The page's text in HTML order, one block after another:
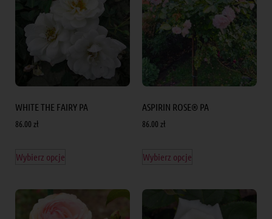
WHITE THE FAIRY PA
86.00 zł
Wybierz opcje
ASPIRIN ROSE® PA
86.00 zł
Wybierz opcje